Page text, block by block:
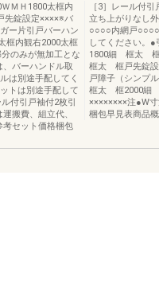
ＭＨ1800太框内
先錠設定××××※バ
ー片引戸バーハン
框内観右2000太框
のみが無加工とな
バーハンドル取
は別途手配してく
トは別途手配して
付引戸袖付2枚引
搬費、組立代、
考セット価格梱包
［3］レール付
立ち上がりなし
○○○○内網戸○○○○
してください。●
1800細 框太
框太 框戸先錠
戸障子（シンプ
框太 框2000細
××××××××注●W
梱包早見表商品